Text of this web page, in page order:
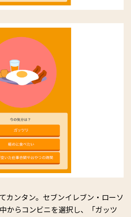
カンタン。セブンイレブン・ローソ
からコンビニを選択し、「ガッツ